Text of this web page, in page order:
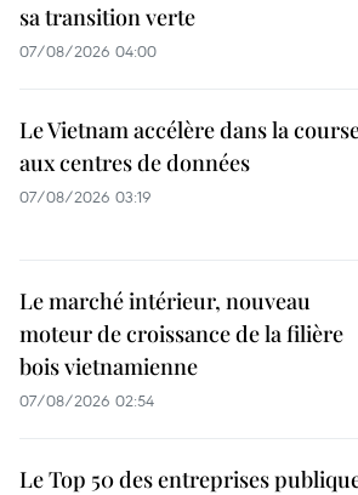
sa transition verte
07/08/2026 04:00
Le Vietnam accélère dans la
aux centres de données
07/08/2026 03:19
Le marché intérieur, nouveau
moteur de croissance de la filière
bois vietnamienne
07/08/2026 02:54
Le Top 50 des entreprises